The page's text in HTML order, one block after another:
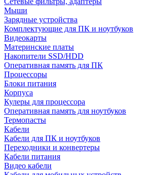
Мыши
Зарядные устройства
Комплектующие для ПК и ноутбуков
Видеокарты
Материнские платы
Накопители SSD/HDD
Оперативная память для ПК
Процессоры
Блоки питания
Корпуса
Кулеры для процессора
Оперативная память для ноутбуков
Термопасты
Кабели
Кабели для ПК и ноутбуков
Переходники и конвертеры
Кабели питания
Видео кабели